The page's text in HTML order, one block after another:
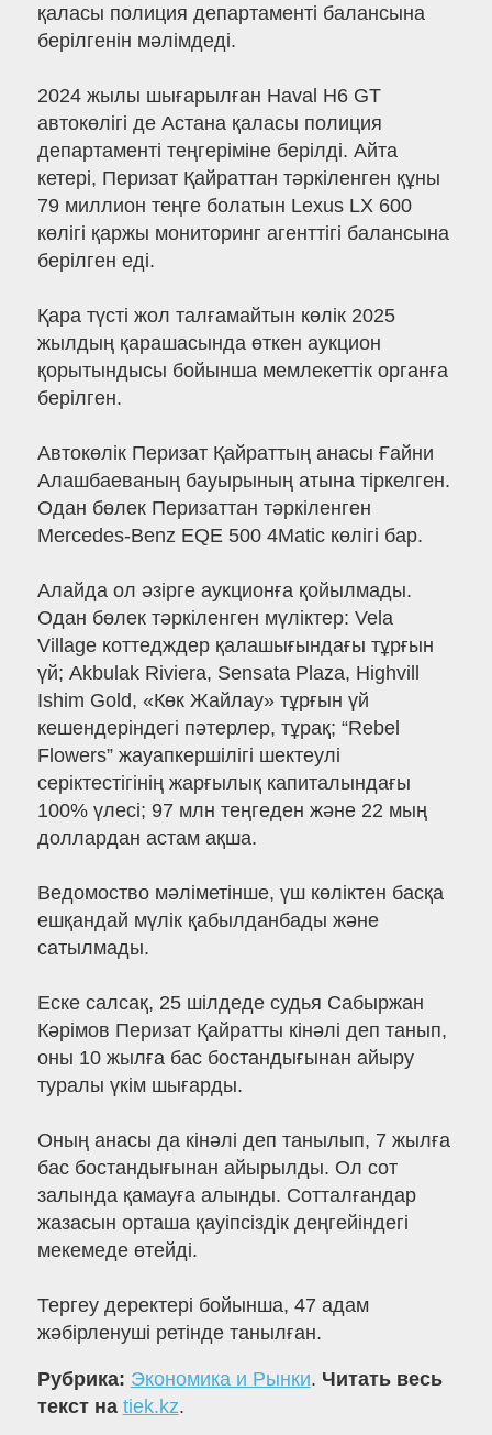
қаласы полиция департаменті балансына
берілгенін мәлімдеді.
2024 жылы шығарылған Haval H6 GT
автокөлігі де Астана қаласы полиция
департаменті теңгеріміне берілді. Айта
кетері, Перизат Қайраттан тәркіленген құны
79 миллион теңге болатын Lexus LX 600
көлігі қаржы мониторинг агенттігі балансына
берілген еді.
Қара түсті жол талғамайтын көлік 2025
жылдың қарашасында өткен аукцион
қорытындысы бойынша мемлекеттік органға
берілген.
Автокөлік Перизат Қайраттың анасы Ғайни
Алашбаеваның бауырының атына тіркелген.
Одан бөлек Перизаттан тәркіленген
Mercedes-Benz EQE 500 4Matic көлігі бар.
Алайда ол әзірге аукционға қойылмады.
Одан бөлек тәркіленген мүліктер: Vela
Village коттедждер қалашығындағы тұрғын
үй; Akbulak Riviera, Sensata Plaza, Highvill
Ishim Gold, «Көк Жайлау» тұрғын үй
кешендеріндегі пәтерлер, тұрақ; “Rebel
Flowers” жауапкершілігі шектеулі
серіктестігінің жарғылық капиталындағы
100% үлесі; 97 млн теңгеден және 22 мың
доллардан астам ақша.
Ведомоство мәліметінше, үш көліктен басқа
ешқандай мүлік қабылданбады және
сатылмады.
Еске салсақ, 25 шілдеде судья Сабыржан
Кәрімов Перизат Қайратты кінәлі деп танып,
оны 10 жылға бас бостандығынан айыру
туралы үкім шығарды.
Оның анасы да кінәлі деп танылып, 7 жылға
бас бостандығынан айырылды. Ол сот
залында қамауға алынды. Сотталғандар
жазасын орташа қауіпсіздік деңгейіндегі
мекемеде өтейді.
Тергеу деректері бойынша, 47 адам
жәбірленуші ретінде танылған.
Рубрика: Экономика и Рынки. Читать весь
текст на tiek.kz.